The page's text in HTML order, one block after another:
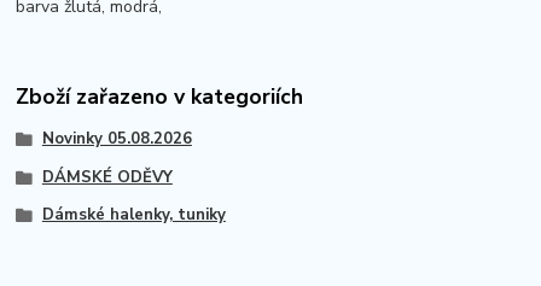
barva žlutá, modrá,
Zboží zařazeno v kategoriích
Novinky 05.08.2026
DÁMSKÉ ODĚVY
Dámské halenky, tuniky